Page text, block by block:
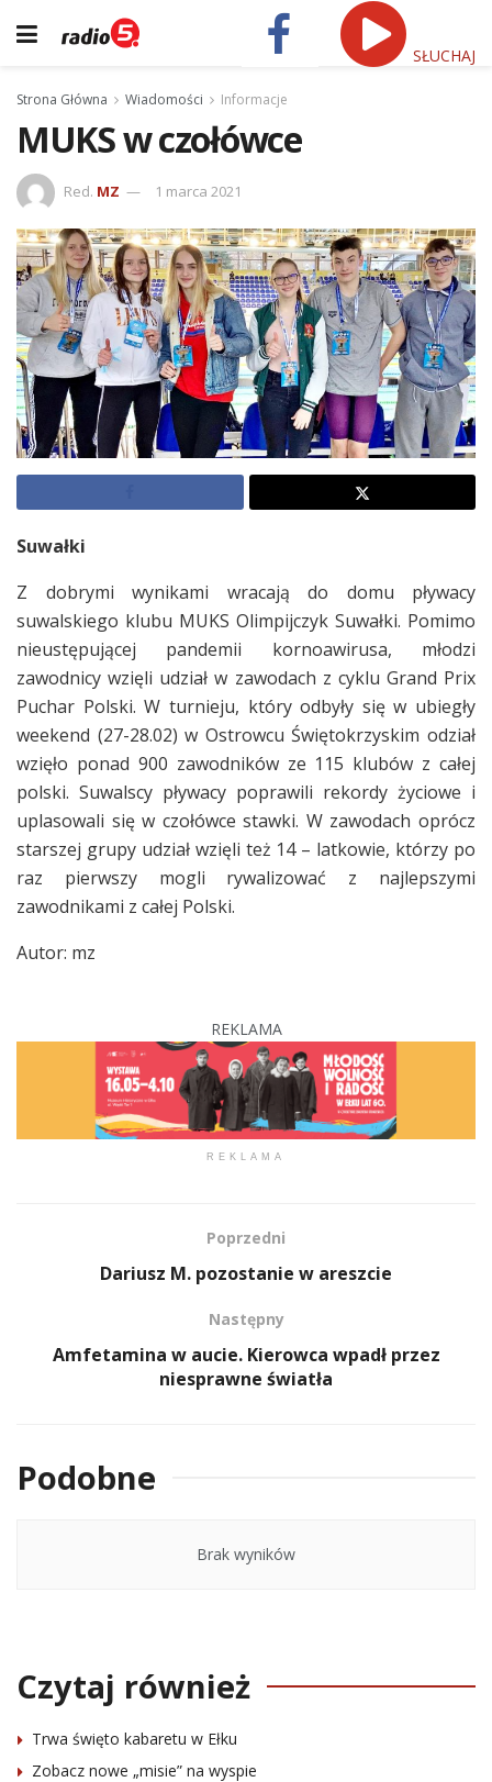
SŁUCHAJ
Strona Główna Wiadomości Informacje
MUKS w czołówce
Red. MZ 1 marca 2021
Suwałki
Z dobrymi wynikami wracają do domu pływacy
suwalskiego klubu MUKS Olimpijczyk Suwałki. Pomimo
nieustępującej pandemii kornoawirusa, młodzi
zawodnicy wzięli udział w zawodach z cyklu Grand Prix
Puchar Polski. W turnieju, który odbyły się w ubiegły
weekend (27-28.02) w Ostrowcu Świętokrzyskim odział
wzięło ponad 900 zawodników ze 115 klubów z całej
polski. Suwalscy pływacy poprawili rekordy życiowe i
uplasowali się w czołówce stawki. W zawodach oprócz
starszej grupy udział wzięli też 14 – latkowie, którzy po
raz pierwszy mogli rywalizować z najlepszymi
zawodnikami z całej Polski.
Autor: mz
REKLAMA
REKLAMA
Poprzedni
Dariusz M. pozostanie w areszcie
Następny
Amfetamina w aucie. Kierowca wpadł przez
niesprawne światła
Podobne
Brak wyników
Czytaj również
Trwa święto kabaretu w Ełku
Zobacz nowe „misie” na wyspie